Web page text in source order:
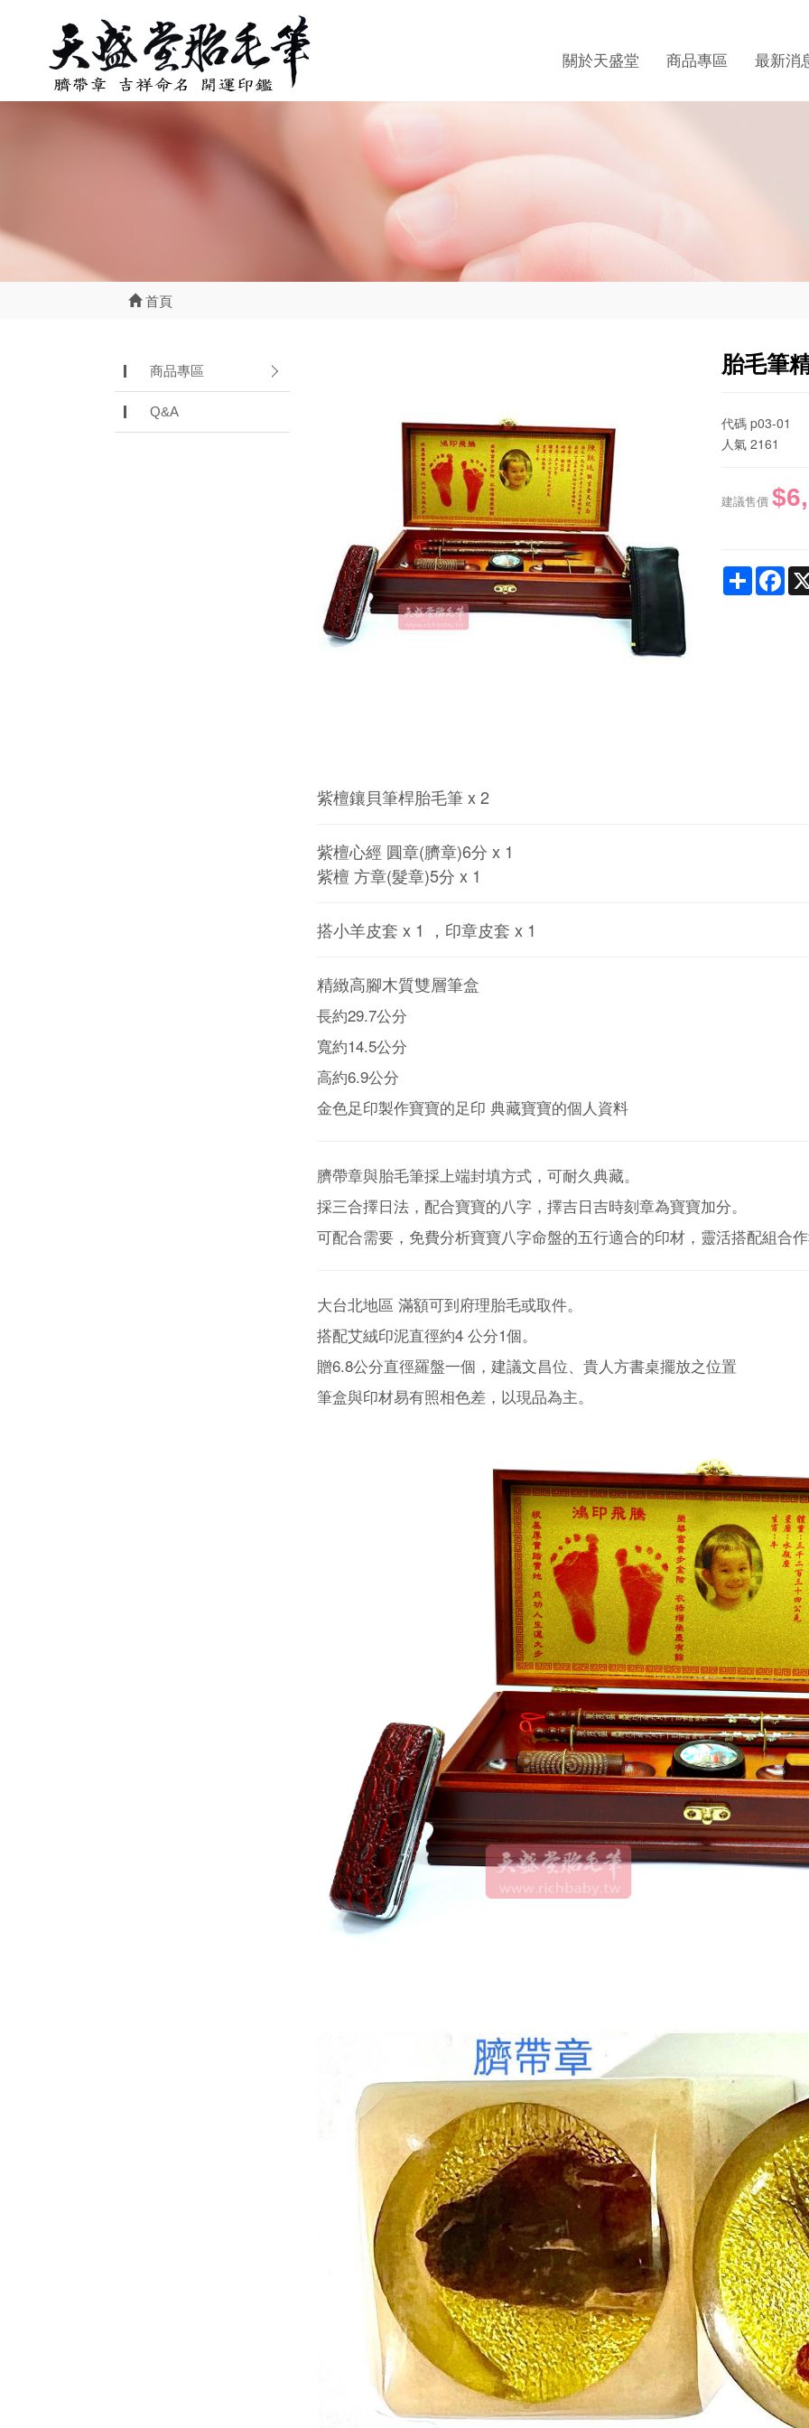
關於天盛堂 商品專區 最新消
首頁
商品專區
Q&A
胎毛筆
代碼 p03-01
人氣 2161
建議售價
Share
紫檀鑲貝筆桿胎毛筆 x 2
紫檀心經 圓章(臍章)6分 x 1
紫檀 方章(髮章)5分 x 1
搭小羊皮套 x 1 ，印章皮套 x 1
精緻高腳木質雙層筆盒
長約29.7公分
寬約14.5公分
高約6.9公分
金色足印製作寶寶的足印 典藏寶寶的個人資料
臍帶章與胎毛筆採上端封填方式，可耐久典藏。
採三合擇日法，配合寶寶的八字，擇吉日吉時刻章為寶寶加分。
可配合需要，免費分析寶寶八字命盤的五行適合的印材，靈活搭配組合
大台北地區 滿額可到府理胎毛或取件。
搭配艾絨印泥直徑約4 公分1個。
贈6.8公分直徑羅盤一個，建議文昌位、貴人方書桌擺放之位置
筆盒與印材易有照相色差，以現品為主。